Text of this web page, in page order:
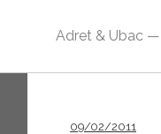
Adret & Ubac
Publié
09/02/2011